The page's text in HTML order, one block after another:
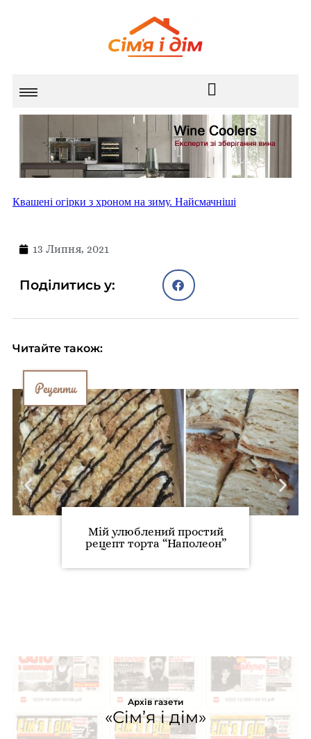
13 Липня, 2021
Поділитись у:
Читайте також:
Рецепти
Мій улюблений простий
рецепт торта “Наполеон”
Архів газети
«Сім’я і дім»